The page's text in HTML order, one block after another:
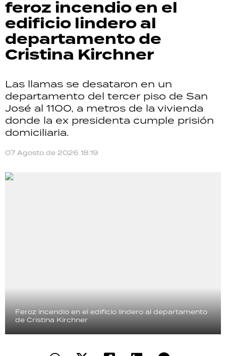
feroz incendio en el
edificio lindero al
departamento de
Cristina Kirchner
Las llamas se desataron en un
departamento del tercer piso de San
José al 1100, a metros de la vivienda
donde la ex presidenta cumple prisión
domiciliaria.
07 Agosto de 2026 18:19
Feroz incendio en el edificio lindero al departamento
de Cristina Kirchner